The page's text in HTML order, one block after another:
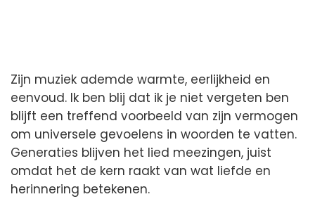
Zijn muziek ademde warmte, eerlijkheid en
eenvoud. Ik ben blij dat ik je niet vergeten ben
blijft een treffend voorbeeld van zijn vermogen
om universele gevoelens in woorden te vatten.
Generaties blijven het lied meezingen, juist
omdat het de kern raakt van wat liefde en
herinnering betekenen.